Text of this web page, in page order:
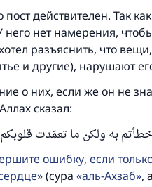
действителен. Так
него нет намерения,
разъяснить, что
и другие), нарушают
о них, если же он не
сказал:
به ولكن ما تعمّدت قلوبكم
ошибку, если
(сура аль-Ахзаб ,